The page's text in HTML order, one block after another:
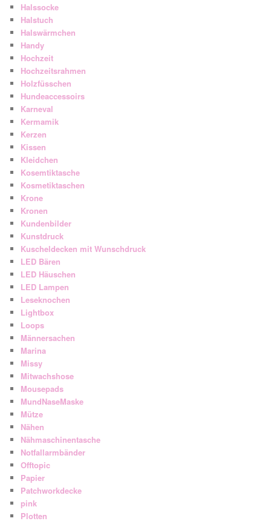
Halssocke
Halstuch
Halswärmchen
Handy
Hochzeit
Hochzeitsrahmen
Holzfüsschen
Hundeaccessoirs
Karneval
Kermamik
Kerzen
Kissen
Kleidchen
Kosemtiktasche
Kosmetiktaschen
Krone
Kronen
Kundenbilder
Kunstdruck
Kuscheldecken mit Wunschdruck
LED Bären
LED Häuschen
LED Lampen
Leseknochen
Lightbox
Loops
Männersachen
Marina
Missy
Mitwachshose
Mousepads
MundNaseMaske
Mütze
Nähen
Nähmaschinentasche
Notfallarmbänder
Offtopic
Papier
Patchworkdecke
pink
Plotten